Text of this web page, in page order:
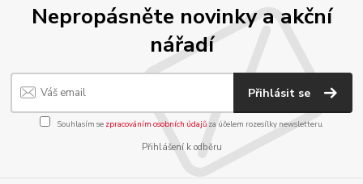
Nepropásněte novinky a akční
nářadí
Přihlásit se
Souhlasím se zpracováním osobních údajůza účelem rozesílky newsletteru.
Přihlášení k odběru